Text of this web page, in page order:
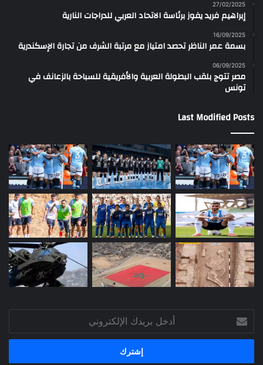
27/02/2025
إبراهيم فريد يفوز برئاسة الاتحاد العربي للدراجات النارية
16/09/2025
بسمة عمر الناظر تحصد امتياز مع مرتبة الشرف من تجارة الإسكندرية
06/09/2025
مصر تتوج بلقب البطولة العربية والأفريقية للسباحة بالزعانف في
تونس
Last Modified Posts
بريدك
الإلكتروني